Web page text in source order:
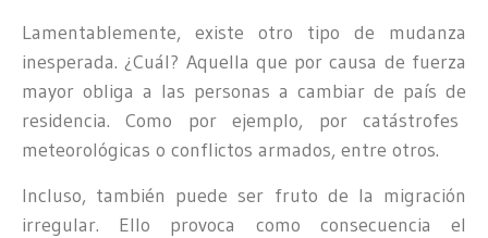
Lamentablemente, existe otro tipo de mudanza
inesperada. ¿Cuál? Aquella que por causa de fuerza
mayor obliga a las personas a cambiar de país de
residencia. Como por ejemplo, por catástrofes
meteorológicas o conflictos armados, entre otros.
Incluso, también puede ser fruto de la migración
irregular. Ello provoca como consecuencia el